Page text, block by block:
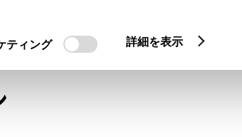
ティング 詳細を表示クルマ情報